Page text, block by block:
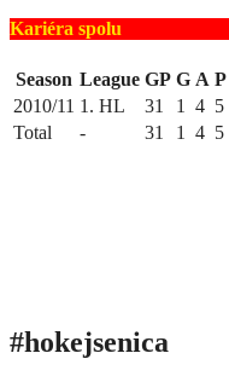
Kariéra spolu
Season League GP G A P
2010/11 1. HL 31 1 4 5
Total
- 31 1 4 5
#hokejsenica